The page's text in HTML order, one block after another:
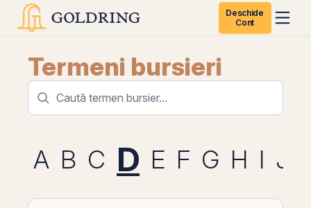
Deschide
Cont
Termeni bursieri
A B C D E F G H I J